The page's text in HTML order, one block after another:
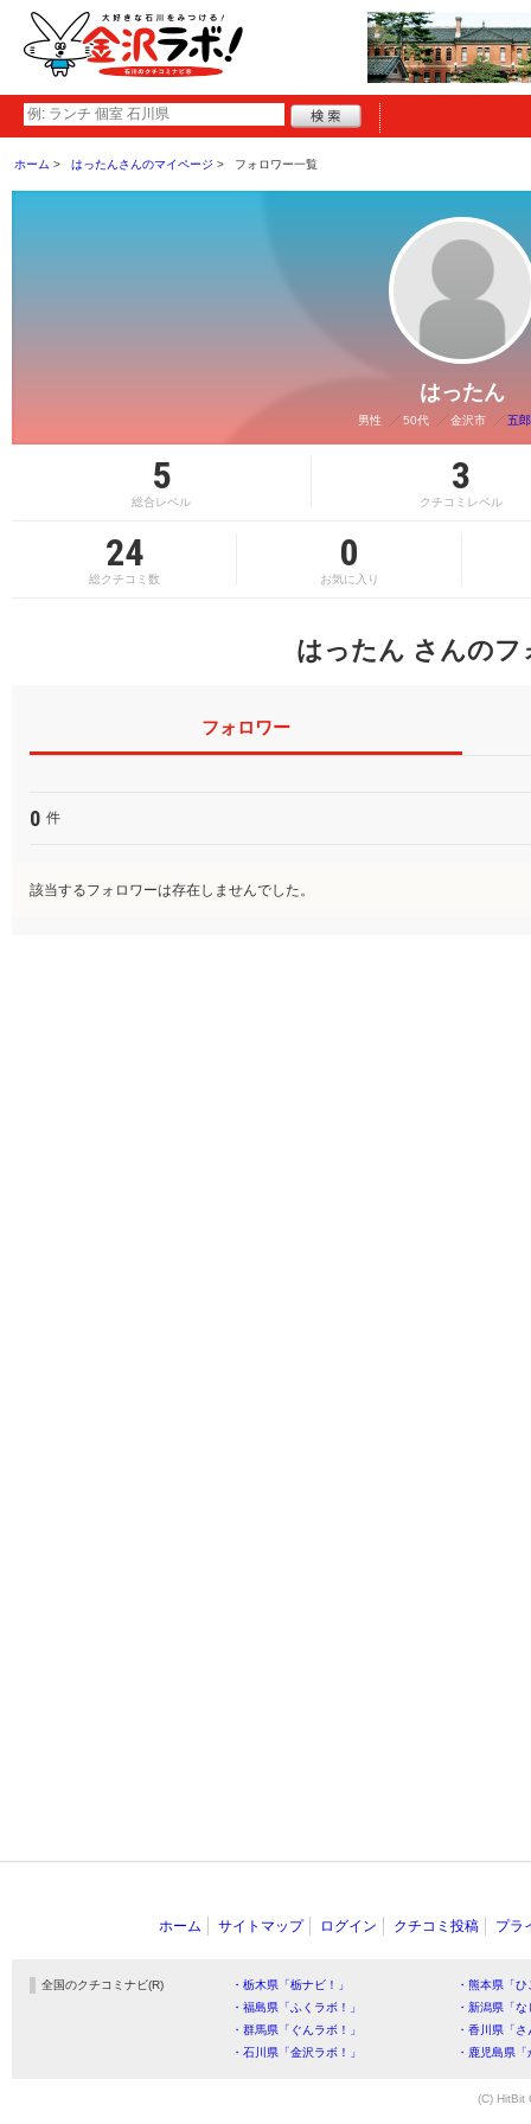
ホーム はったんさんのマイページ フォロワー一覧
はったん
男性 50代 金沢市 五
5
総合レベル
3
クチコミレベル
24
総クチコミ数
0
お気に入り
はったん さんのフ
フォロワー
0 件
該当するフォロワーは存在しませんでした。
ホーム サイトマップ ログイン クチコミ投稿 プラ
全国のクチコミナビ(R) ・栃木県「栃ナビ！」
・熊本県「
・福島県「ふくラボ！」
・新潟県「
・群馬県「ぐんラボ！」
・香川県「
・石川県「金沢ラボ！」
・鹿児島県
(C) HitBit